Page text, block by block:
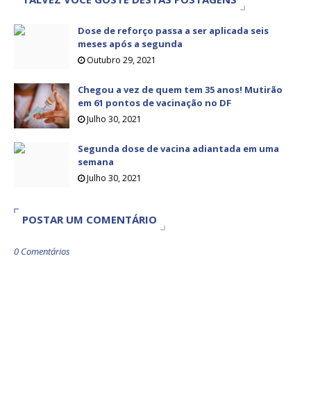
Dose de reforço passa a ser aplicada seis
meses após a segunda
Outubro 29, 2021
Chegou a vez de quem tem 35 anos! Mutirão
em 61 pontos de vacinação no DF
Julho 30, 2021
Segunda dose de vacina adiantada em uma
semana
Julho 30, 2021
POSTAR UM COMENTÁRIO
0 Comentários